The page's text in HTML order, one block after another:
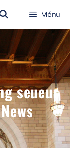
Ménu
seueur